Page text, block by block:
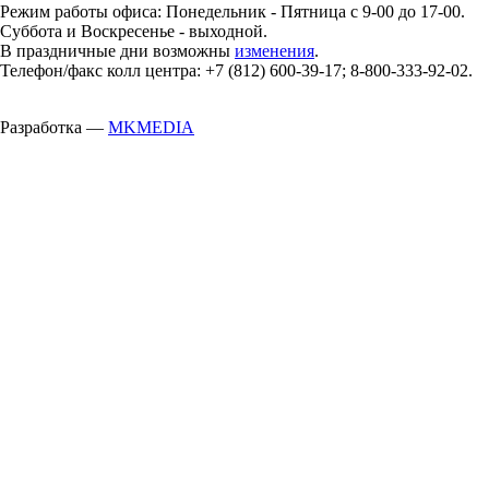
Режим работы офиса: Понедельник - Пятница с 9-00 до 17-00.
Суббота и Воскресенье - выходной.
В праздничные дни возможны изменения.
Телефон/факс колл центра: +7 (812) 600-39-17; 8-800-333-92-02.
Разработка — MKMEDIA